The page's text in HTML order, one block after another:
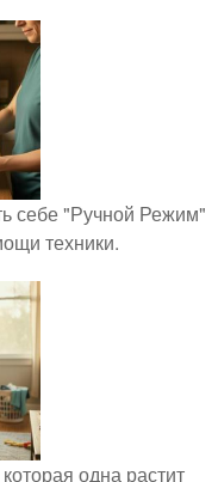
себе "Ручной Режим"
техники.
одна растит